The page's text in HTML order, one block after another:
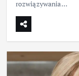
rozwiązywania…